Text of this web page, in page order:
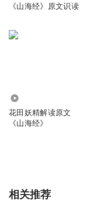
北。一曰从
各二台，台
蛾，其状如
兽，大若虎
里。
仞，维冰夷
《山海经》原文识读
花田妖精解读原文
《山海经》
相关推荐